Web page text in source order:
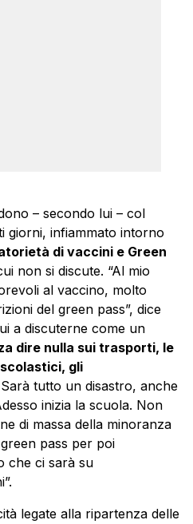
– secondo lui – col
giorni, infiammato intorno
di vaccini e Green
non si discute. “Al mio
al vaccino, molto
del green pass”, dice
a discuterne come un
dire nulla sui trasporti, le
gli
tutto un disastro, anche
inizia la scuola. Non
di massa della minoranza
pass per poi
che ci sarà su
legate alla ripartenza delle